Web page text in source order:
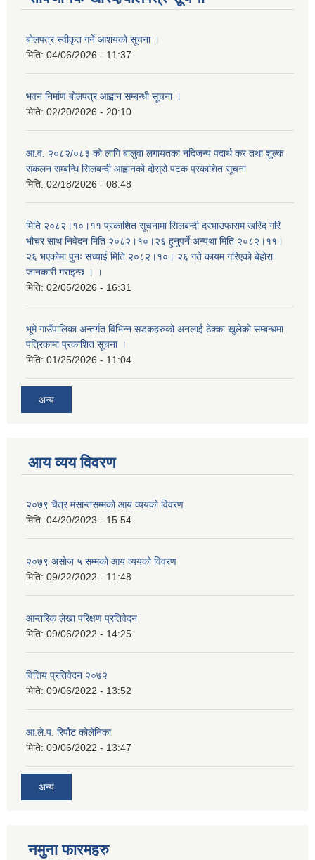
बोलपत्र स्वीकृत गर्ने आशयको सूचना ।
मिति: 04/06/2026 - 11:37
भवन निर्माण बोलपत्र आह्वान सम्बन्धी सूचना ।
मिति: 02/20/2026 - 20:10
आ.व. २०८२/०८३ को लागि बालुवा लगायतका नदिजन्य पदार्थ कर तथा शुल्क
संकलन सम्बन्धि सिलबन्दी आह्वानको दोस्रो पटक प्रकाशित सूचना
मिति: 02/18/2026 - 08:48
मिति २०८२।१०।११ प्रकाशित सूचनामा सिलबन्दी दरभाउफाराम खरिद गरि
भौचर साथ निवेदन मिति २०८२।१०।२६ हुनुपर्ने अन्यथा मिति २०८२।११।
२६ भएकोमा पुनः सच्याई मिति २०८२।१०। २६ गते कायम गरिएको बेहोरा
जानकारी गराइन्छ । ।
मिति: 02/05/2026 - 16:31
भूमे गाउँपालिका अन्तर्गत विभिन्न सडकहरुको अनलाई ठेक्का खुलेको सम्बन्धमा
पत्रिकामा प्रकाशित सूचना ।
मिति: 01/25/2026 - 11:04
अन्य
आय व्यय विवरण
२०७९ चैत्र मसान्तसम्मको आय व्ययको विवरण
मिति: 04/20/2023 - 15:54
२०७९ असोज ५ सम्मको आय व्ययको विवरण
मिति: 09/22/2022 - 11:48
आन्तरिक लेखा परिक्षण प्रतिवेदन
मिति: 09/06/2022 - 14:25
वित्तिय प्रतिवेदन २०७२
मिति: 09/06/2022 - 13:52
आ.ले.प. रिर्पोट कोलेनिका
मिति: 09/06/2022 - 13:47
अन्य
नमुना फारमहरु